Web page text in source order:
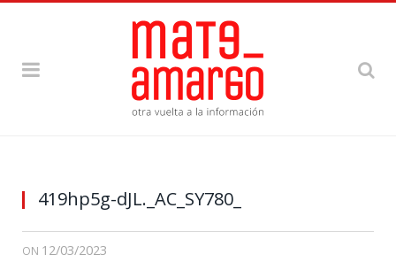
419hp5g-dJL._AC_SY780_
ON 12/03/2023